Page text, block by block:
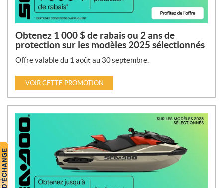
Obtenez 1 000 $ de rabais ou 2 ans de
protection sur les modèles 2025 sélectionnés
Offre valable du 1 août au 30 septembre.
VOIR CETTE PROMOTION